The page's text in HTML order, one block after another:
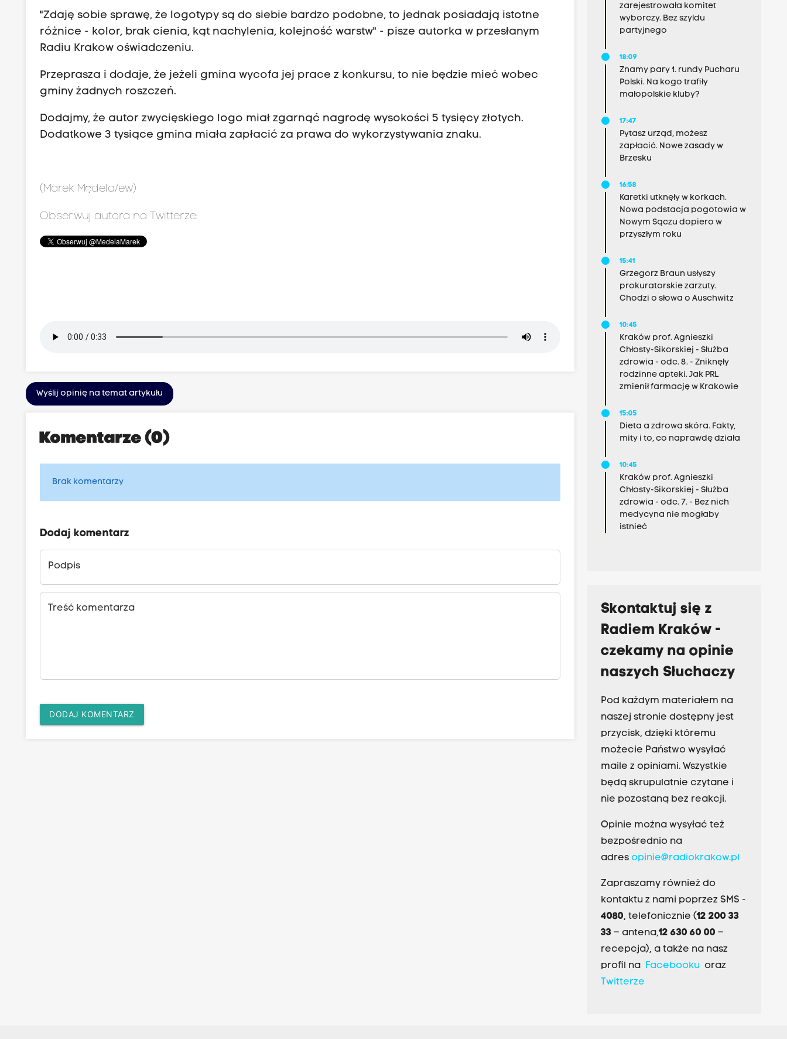
"Zdaję sobie sprawę, że logotypy są do siebie bardzo podobne, to jednak posiadają istotne
różnice - kolor, brak cienia, kąt nachylenia, kolejność warstw" - pisze autorka w przesłanym
Radiu Krakow oświadczeniu.
Przeprasza i dodaje, że jeżeli gmina wycofa jej prace z konkursu, to nie będzie mieć wobec
gminy żadnych roszczeń.
Dodajmy, że autor zwycięskiego logo miał zgarnąć nagrodę wysokości 5 tysięcy złotych.
Dodatkowe 3 tysiące gmina miała zapłacić za prawa do wykorzystywania znaku.
(Marek Mędela/ew)
Obserwuj autora na Twitterze:
Wyślij opinię na temat artykułu
Komentarze (0)
Brak komentarzy
Dodaj komentarz
Podpis
Treść komentarza
DODAJ KOMENTARZ
zarejestrowała komitet
wyborczy. Bez szyldu
partyjnego
18:09
Znamy pary 1. rundy Pucharu
Polski. Na kogo trafiły
małopolskie kluby?
17:47
Pytasz urząd, możesz
zapłacić. Nowe zasady w
Brzesku
16:58
Karetki utknęły w korkach.
Nowa podstacja pogotowia w
Nowym Sączu dopiero w
przyszłym roku
15:41
Grzegorz Braun usłyszy
prokuratorskie zarzuty.
Chodzi o słowa o Auschwitz
10:45
Kraków prof. Agnieszki
Chłosty-Sikorskiej - Służba
zdrowia - odc. 8. - Zniknęły
rodzinne apteki. Jak PRL
zmienił farmację w Krakowie
15:05
Dieta a zdrowa skóra. Fakty,
mity i to, co naprawdę działa
10:45
Kraków prof. Agnieszki
Chłosty-Sikorskiej - Służba
zdrowia - odc. 7. - Bez nich
medycyna nie mogłaby
istnieć
Skontaktuj się z
Radiem Kraków -
czekamy na opinie
naszych Słuchaczy
Pod każdym materiałem na
naszej stronie dostępny jest
przycisk, dzięki któremu
możecie Państwo wysyłać
maile z opiniami. Wszystkie
będą skrupulatnie czytane i
nie pozostaną bez reakcji.
Opinie można wysyłać też
bezpośrednio na
adres opinie@radiokrakow.pl
Zapraszamy również do
kontaktu z nami poprzez SMS -
4080, telefonicznie (12 200 33
33– antena,12 630 60 00 –
recepcja), a także na nasz
profil na Facebookuoraz
Twitterze